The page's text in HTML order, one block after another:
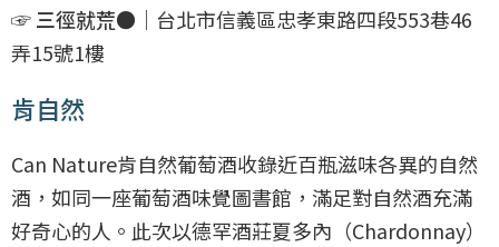
☞ 三徑就荒● ｜台北市信義區忠孝東路四段553巷46
弄15號1樓
肯自然
Can Nature肯自然葡萄酒收錄近百瓶滋味各異的自然
酒，如同一座葡萄酒味覺圖書館，滿足對自然酒充滿
好奇心的人。此次以德罕酒莊夏多內（Chardonnay）